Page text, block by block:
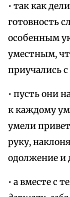
• так как
готовность
особенным
уместным,
приучались с
• пусть они
к каждому
умели
руку,
одолжение и
• а вместе с